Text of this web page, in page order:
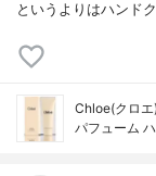
というよりはハンド
Chloe(クロエ)
パフューム